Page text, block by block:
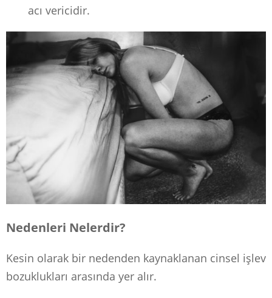
acı vericidir.
Nedenleri Nelerdir?
Kesin olarak bir nedenden kaynaklanan cinsel işlev
bozuklukları arasında yer alır.